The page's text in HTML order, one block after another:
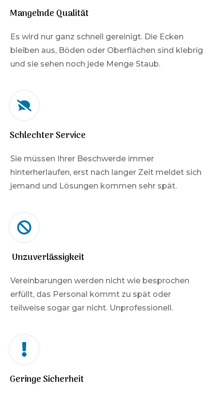
Mangelnde Qualität
Es wird nur ganz schnell gereinigt. Die Ecken
bleiben aus, Böden oder Oberflächen sind klebrig
und sie sehen noch jede Menge Staub.
Schlechter Service
Sie müssen Ihrer Beschwerde immer
hinterherlaufen, erst nach langer Zeit meldet sich
jemand und Lösungen kommen sehr spät.
Unzuverlässigkeit
Vereinbarungen werden nicht wie besprochen
erfüllt, das Personal kommt zu spät oder
teilweise sogar gar nicht. Unprofessionell.
Geringe Sicherheit